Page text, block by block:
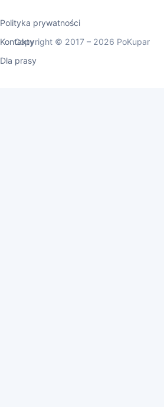
Polityka prywatności
Kontakty
Dla prasy
Copyright © 2017 – 2026 PoKupar